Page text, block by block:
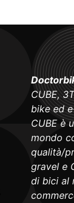
CUBE,
bike ed
CUBE è
mondo
qualità/
gravel e
di bici al